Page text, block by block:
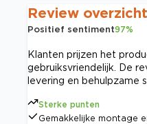
Review overzicht
Positief sentiment97%
Klanten prijzen het
gebruiksvriendelijk. De
levering en behulpzame
Sterke punten
Gemakkelijke montage